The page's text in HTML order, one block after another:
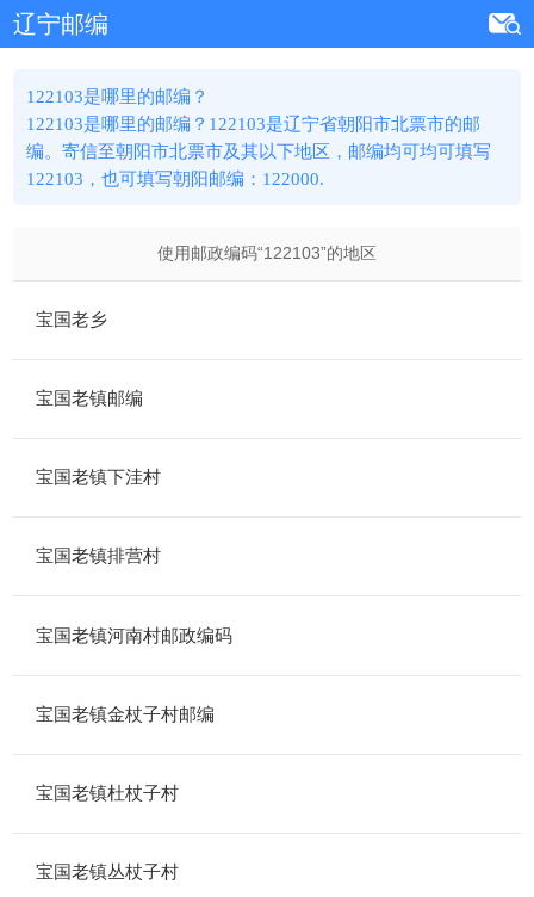
辽宁邮编
122103是哪里的邮编？
122103是哪里的邮编？122103是辽宁省朝阳市北票市的邮
编。寄信至朝阳市北票市及其以下地区，邮编均可均可填写
122103，也可填写朝阳邮编：122000.
使用邮政编码“122103”的地区
宝国老乡
宝国老镇邮编
宝国老镇下洼村
宝国老镇排营村
宝国老镇河南村邮政编码
宝国老镇金杖子村邮编
宝国老镇杜杖子村
宝国老镇丛杖子村